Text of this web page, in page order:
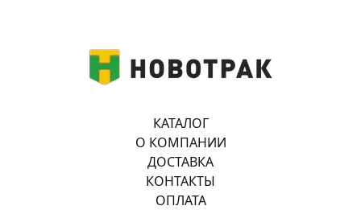
КАТАЛОГ
О КОМПАНИИ
ДОСТАВКА
КОНТАКТЫ
ОПЛАТА